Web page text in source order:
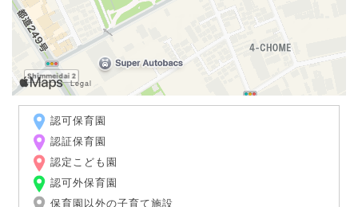
認可保育園
認証保育園
認定こども園
認可外保育園
保育園以外の子育て施設